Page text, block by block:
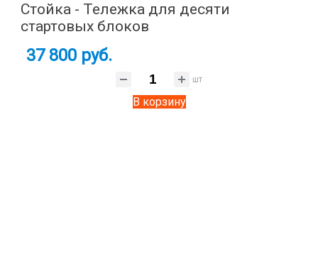
Стойка - Тележка для десяти
стартовых блоков
37 800 руб.
шт
В корзину